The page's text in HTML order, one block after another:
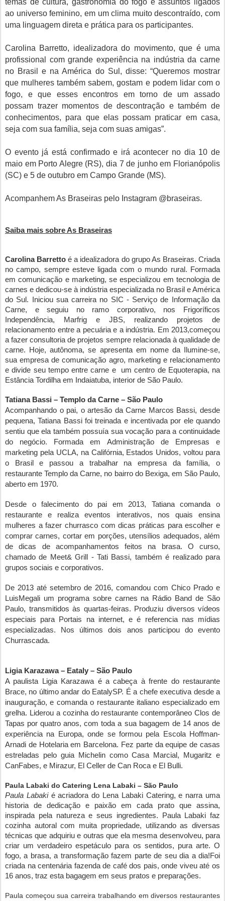
temas de cultura, gastronomia do fogo e assuntos ligados
ao universo feminino, em um clima muito descontraído, com
uma linguagem direta e prática para os participantes.
Carolina Barretto, idealizadora do movimento, que é uma
profissional com grande experiência na indústria da carne
no Brasil e na América do Sul, disse: “Queremos mostrar
que mulheres também sabem, gostam e podem lidar com o
fogo, e que esses encontros em torno de um assado
possam trazer momentos de descontração e também de
conhecimentos, para que elas possam praticar em casa,
seja com sua família, seja com suas amigas”.
O evento já está confirmado e irá acontecer no dia 10 de
maio em Porto Alegre (RS), dia 7 de junho em Florianópolis
(SC) e 5 de outubro em Campo Grande (MS).
Acompanhem As Braseiras pelo Instagram @braseiras.
Saiba mais sobre As Braseiras
Carolina Barretto é a idealizadora do grupo As Braseiras. Criada
no campo, sempre esteve ligada com o mundo rural. Formada
em comunicação e marketing, se especializou em tecnologia de
carnes e dedicou-se à indústria especializada no Brasil e América
do Sul. Iniciou sua carreira no SIC - Serviço de Informação da
Carne, e seguiu no ramo corporativo, nos Frigoríficos
Independência, Marfrig e JBS, realizando projetos de
relacionamento entre a pecuária e a indústria. Em 2013,começou
a fazer consultoria de projetos sempre relacionada à qualidade de
carne. Hoje, autônoma, se apresenta em nome da Ilumine-se,
sua empresa de comunicação agro, marketing e relacionamento
e divide seu tempo entre carne e um centro de Equoterapia, na
Estância Tordilha em Indaiatuba, interior de São Paulo.
Tatiana Bassi – Templo da Carne – São Paulo
Acompanhando o pai, o artesão da Carne Marcos Bassi, desde
pequena, Tatiana Bassi foi treinada e incentivada por ele quando
sentiu que ela também possuía sua vocação para a continuidade
do negócio. Formada em Administração de Empresas e
marketing pela UCLA, na Califórnia, Estados Unidos, voltou para
o Brasil e passou a trabalhar na empresa da família, o
restaurante Templo da Carne, no bairro do Bexiga, em São Paulo,
aberto em 1970.
Desde o falecimento do pai em 2013, Tatiana comanda o
restaurante e realiza eventos interativos, nos quais ensina
mulheres a fazer churrasco com dicas práticas para escolher e
comprar carnes, cortar em porções, utensílios adequados, além
de dicas de acompanhamentos feitos na brasa. O curso,
chamado de Meet& Grill - Tati Bassi, também é realizado para
grupos sociais e corporativos.
De 2013 até setembro de 2016, comandou com Chico Prado e
LuisMegali um programa sobre carnes na Rádio Band de São
Paulo, transmitidos às quartas-feiras. Produziu diversos vídeos
especiais para Portais na internet, e é referencia nas mídias
especializadas. Nos últimos dois anos participou do evento
Churrascada.
Ligia Karazawa – Eataly – São Paulo
A paulista Ligia Karazawa é a cabeça à frente do restaurante
Brace, no último andar do EatalySP. É a chefe executiva desde a
inauguração, e comanda o restaurante italiano especializado em
grelha. Liderou a cozinha do restaurante contemporâneo Clos de
Tapas por quatro anos, com toda a sua bagagem de 14 anos de
experiência na Europa, onde se formou pela Escola Hoffman-
Arnadi de Hotelaria em Barcelona. Fez parte da equipe de casas
estreladas pelo guia Michelin como Casa Marcial, Mugaritz e
CanFabes, e Mirazur, El Celler de Can Roca e El Bulli.
Paula Labaki do Catering Lena Labaki – São Paulo
Paula Labaki é acriadora do Lena Labaki Catering, e narra uma
historia de dedicação e paixão em cada prato que assina,
inspirada pela natureza e seus ingredientes. Paula Labaki faz
cozinha autoral com muita propriedade, utilizando as diversas
técnicas que adquiriu e outras que ela mesma desenvolveu, para
criar um verdadeiro espetáculo para os sentidos, pura arte. O
fogo, a brasa, a transformação fazem parte de seu dia a dia!Foi
criada na centenária fazenda de café dos pais, onde viveu até os
16 anos, traz esta bagagem em seus pratos e preparações.
Paula começou sua carreira trabalhando em diversos restaurantes